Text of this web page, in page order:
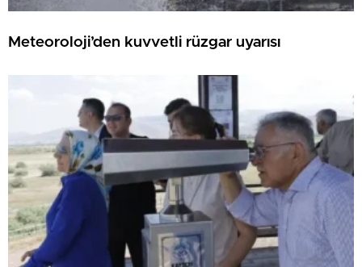
Meteoroloji’den kuvvetli rüzgar uyarısı